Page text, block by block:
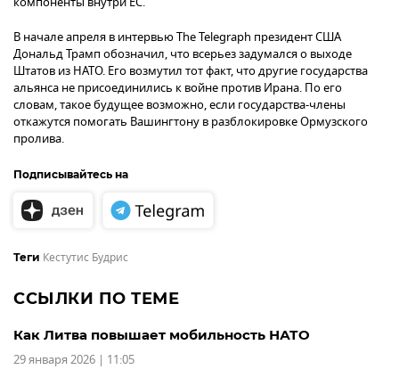
В начале апреля в интервью The Telegraph президент США
Дональд Трамп обозначил, что всерьез задумался о выходе
Штатов из НАТО. Его возмутил тот факт, что другие государства
альянса не присоединились к войне против Ирана. По его
словам, такое будущее возможно, если государства-члены
откажутся помогать Вашингтону в разблокировке Ормузского
пролива.
Подписывайтесь на
Теги Кестутис Будрис
ССЫЛКИ ПО ТЕМЕ
Как Литва повышает мобильность НАТО
29 января 2026 | 11:05